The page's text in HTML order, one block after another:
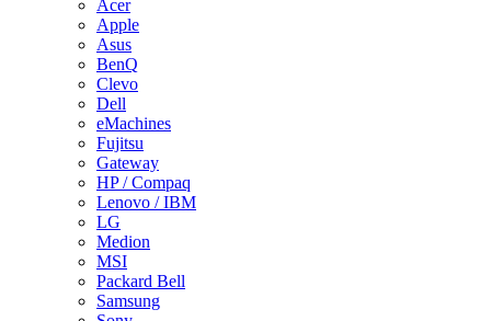
Acer
Apple
Asus
BenQ
Clevo
Dell
eMachines
Fujitsu
Gateway
HP / Compaq
Lenovo / IBM
LG
Medion
MSI
Packard Bell
Samsung